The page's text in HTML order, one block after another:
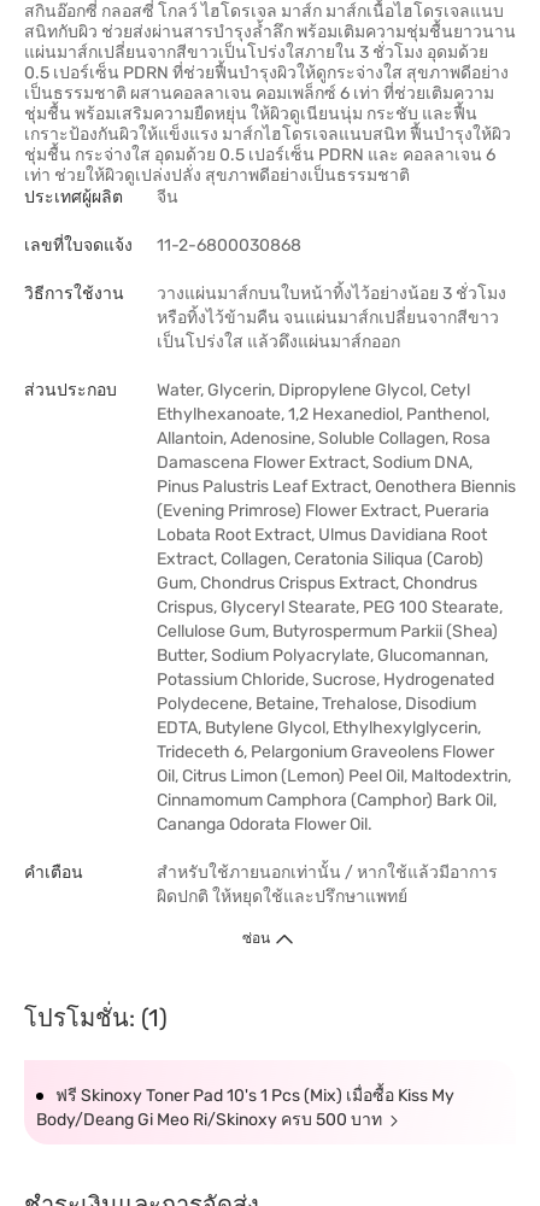
สกินอ๊อกซี่ กลอสซี่ โกลว์ ไฮโดรเจล มาส์ก มาส์กเนื้อไฮโดรเจลแนบ
สนิทกับผิว ช่วยส่งผ่านสารบำรุงล้ำลึก พร้อมเติมความชุ่มชื้นยาวนาน
แผ่นมาส์กเปลี่ยนจากสีขาวเป็นโปร่งใสภายใน 3 ชั่วโมง อุดมด้วย
0.5 เปอร์เซ็น PDRN ที่ช่วยฟื้นบำรุงผิวให้ดูกระจ่างใส สุขภาพดีอย่าง
เป็นธรรมชาติ ผสานคอลลาเจน คอมเพล็กซ์ 6 เท่า ที่ช่วยเติมความ
ชุ่มชื้น พร้อมเสริมความยืดหยุ่น ให้ผิวดูเนียนนุ่ม กระชับ และฟื้น
เกราะป้องกันผิวให้แข็งแรง มาส์กไฮโดรเจลแนบสนิท ฟื้นบำรุงให้ผิว
ชุ่มชื้น กระจ่างใส อุดมด้วย 0.5 เปอร์เซ็น PDRN และ คอลลาเจน 6
เท่า ช่วยให้ผิวดูเปล่งปลั่ง สุขภาพดีอย่างเป็นธรรมชาติ
ประเทศผู้ผลิต
จีน
เลขที่ใบจดแจ้ง 11-2-6800030868
วิธีการใช้งาน
วางแผ่นมาส์กบนใบหน้าทิ้งไว้อย่างน้อย 3 ชั่วโมง
หรือทิ้งไว้ข้ามคืน จนแผ่นมาส์กเปลี่ยนจากสีขาว
เป็นโปร่งใส แล้วดึงแผ่นมาส์กออก
ส่วนประกอบ
Water, Glycerin, Dipropylene Glycol, Cetyl
Ethylhexanoate, 1,2 Hexanediol, Panthenol,
Allantoin, Adenosine, Soluble Collagen, Rosa
Damascena Flower Extract, Sodium DNA,
Pinus Palustris Leaf Extract, Oenothera Biennis
(Evening Primrose) Flower Extract, Pueraria
Lobata Root Extract, Ulmus Davidiana Root
Extract, Collagen, Ceratonia Siliqua (Carob)
Gum, Chondrus Crispus Extract, Chondrus
Crispus, Glyceryl Stearate, PEG 100 Stearate,
Cellulose Gum, Butyrospermum Parkii (Shea)
Butter, Sodium Polyacrylate, Glucomannan,
Potassium Chloride, Sucrose, Hydrogenated
Polydecene, Betaine, Trehalose, Disodium
EDTA, Butylene Glycol, Ethylhexylglycerin,
Trideceth 6, Pelargonium Graveolens Flower
Oil, Citrus Limon (Lemon) Peel Oil, Maltodextrin,
Cinnamomum Camphora (Camphor) Bark Oil,
Cananga Odorata Flower Oil.
คำเตือน
สำหรับใช้ภายนอกเท่านั้น / หากใช้แล้วมีอาการ
ผิดปกติ ให้หยุดใช้และปรึกษาแพทย์
ซ่อน
โปรโมชั่น: (1)
ฟรี Skinoxy Toner Pad 10's 1 Pcs (Mix) เมื่อซื้อ Kiss My
Body/Deang Gi Meo Ri/Skinoxy ครบ 500 บาท